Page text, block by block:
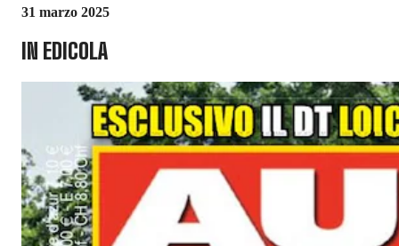
31 marzo 2025
IN EDICOLA